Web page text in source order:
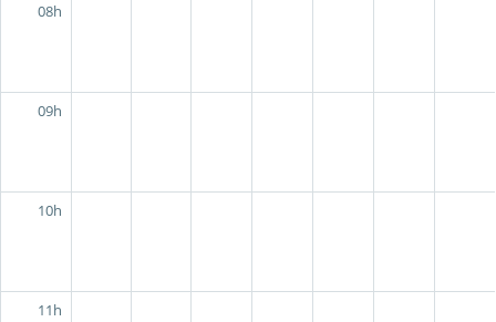
08h
09h
10h
11h